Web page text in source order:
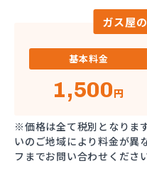
ガス屋
基本料金
1,500円
※価格は全て税別となりま
いのご地域により料金が異
フまでお問い合わせください